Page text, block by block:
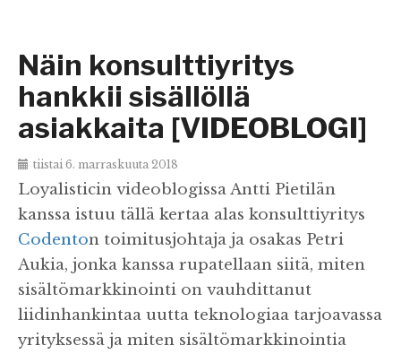
Näin konsulttiyritys
hankkii sisällöllä
asiakkaita [VIDEOBLOGI]
tiistai 6. marraskuuta 2018
Loyalisticin videoblogissa Antti Pietilän
kanssa istuu tällä kertaa alas konsulttiyritys
Codenton toimitusjohtaja ja osakas Petri
Aukia, jonka kanssa rupatellaan siitä, miten
sisältömarkkinointi on vauhdittanut
liidinhankintaa uutta teknologiaa tarjoavassa
yrityksessä ja miten sisältömarkkinointia